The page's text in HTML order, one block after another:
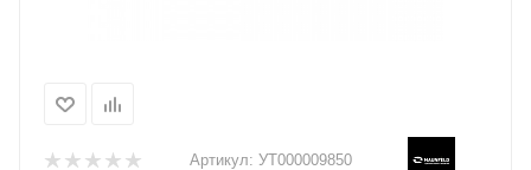
Артикул: УТ000009850